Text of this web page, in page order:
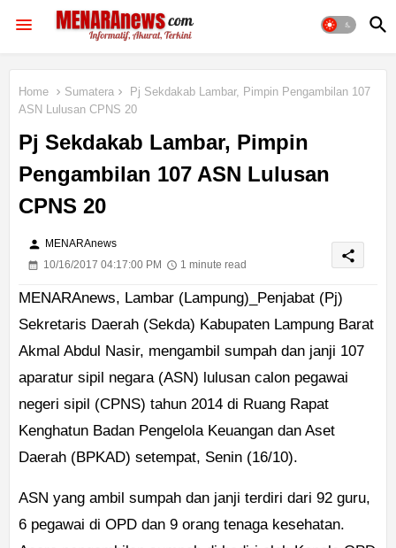
Home Sumatera
Pj Sekdakab Lambar, Pimpin Pengambilan 107
ASN Lulusan CPNS 20
Pj Sekdakab Lambar, Pimpin
Pengambilan 107 ASN Lulusan
CPNS 20
person MENARAnews
10/16/2017 04:17:00 PM
1 minute read
share
MENARAnews, Lambar (Lampung)_Penjabat (Pj)
Sekretaris Daerah (Sekda) Kabupaten Lampung Barat
Akmal Abdul Nasir, mengambil sumpah dan janji 107
aparatur sipil negara (ASN) lulusan calon pegawai
negeri sipil (CPNS) tahun 2014 di Ruang Rapat
Kenghatun Badan Pengelola Keuangan dan Aset
Daerah (BPKAD) setempat, Senin (16/10).
ASN yang ambil sumpah dan janji terdiri dari 92 guru,
6 pegawai di OPD dan 9 orang tenaga kesehatan.